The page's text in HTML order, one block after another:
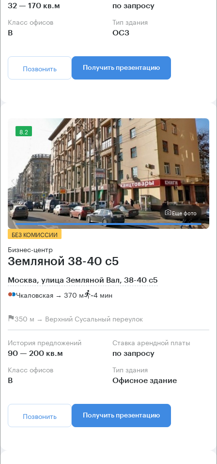
32 — 170 кв.м по запросу
Класс офисов
B
Тип здания
ОСЗ
Позвонить Получить презентацию
8.2
Еще фото
БЕЗ КОМИССИИ
Бизнес-центр
Земляной 38-40 с5
Москва, улица Земляной Вал, 38-40 с5
Чкаловская → 370 м ~4 мин
350 м → Верхний Сусальный переулок
История предложений
90 — 200 кв.м
Ставка арендной платы
по запросу
Класс офисов
B
Тип здания
Офисное здание
Позвонить Получить презентацию